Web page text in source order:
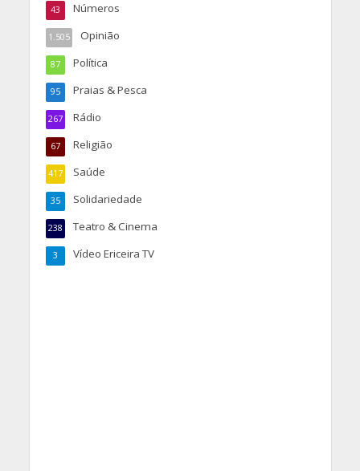
Números
43
Opinião
1.505
Política
87
Praias & Pesca
95
Rádio
267
Religião
67
Saúde
417
Solidariedade
35
Teatro & Cinema
238
Vídeo Ericeira TV
3